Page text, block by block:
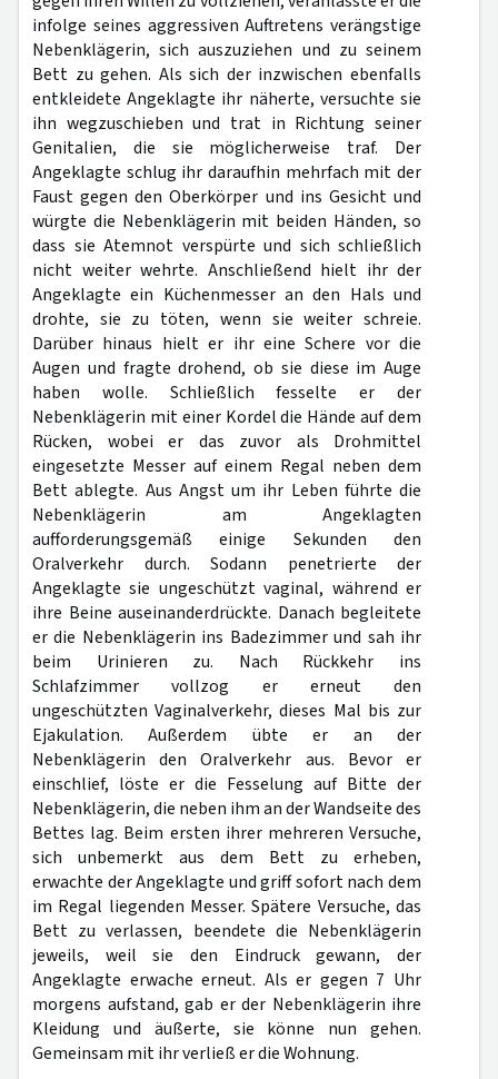
infolge seines aggressiven Auftretens verängstige
Nebenklägerin, sich auszuziehen und zu seinem
Bett zu gehen. Als sich der inzwischen ebenfalls
entkleidete Angeklagte ihr näherte, versuchte sie
ihn wegzuschieben und trat in Richtung seiner
Genitalien, die sie möglicherweise traf. Der
Angeklagte schlug ihr daraufhin mehrfach mit der
Faust gegen den Oberkörper und ins Gesicht und
würgte die Nebenklägerin mit beiden Händen, so
dass sie Atemnot verspürte und sich schließlich
nicht weiter wehrte. Anschließend hielt ihr der
Angeklagte ein Küchenmesser an den Hals und
drohte, sie zu töten, wenn sie weiter schreie.
Darüber hinaus hielt er ihr eine Schere vor die
Augen und fragte drohend, ob sie diese im Auge
haben wolle. Schließlich fesselte er der
Nebenklägerin mit einer Kordel die Hände auf dem
Rücken, wobei er das zuvor als Drohmittel
eingesetzte Messer auf einem Regal neben dem
Bett ablegte. Aus Angst um ihr Leben führte die
Nebenklägerin am Angeklagten
aufforderungsgemäß einige Sekunden den
Oralverkehr durch. Sodann penetrierte der
Angeklagte sie ungeschützt vaginal, während er
ihre Beine auseinanderdrückte. Danach begleitete
er die Nebenklägerin ins Badezimmer und sah ihr
beim Urinieren zu. Nach Rückkehr ins
Schlafzimmer vollzog er erneut den
ungeschützten Vaginalverkehr, dieses Mal bis zur
Ejakulation. Außerdem übte er an der
Nebenklägerin den Oralverkehr aus. Bevor er
einschlief, löste er die Fesselung auf Bitte der
Nebenklägerin, die neben ihm an der Wandseite des
Bettes lag. Beim ersten ihrer mehreren Versuche,
sich unbemerkt aus dem Bett zu erheben,
erwachte der Angeklagte und griff sofort nach dem
im Regal liegenden Messer. Spätere Versuche, das
Bett zu verlassen, beendete die Nebenklägerin
jeweils, weil sie den Eindruck gewann, der
Angeklagte erwache erneut. Als er gegen 7 Uhr
morgens aufstand, gab er der Nebenklägerin ihre
Kleidung und äußerte, sie könne nun gehen.
Gemeinsam mit ihr verließ er die Wohnung.